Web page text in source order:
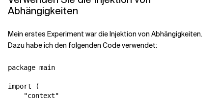
Verwandte Themen
Abhängigkeiten
Mein erstes Experiment war die Injektion von Abhängigkeiten.
Dazu habe ich den folgenden Code verwendet:
package main
import (
    "context"